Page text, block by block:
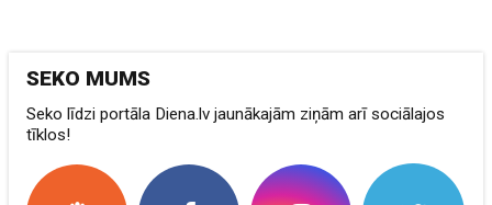
SEKO MUMS
Seko līdzi portāla Diena.lv jaunākajām ziņām arī sociālajos
tīklos!